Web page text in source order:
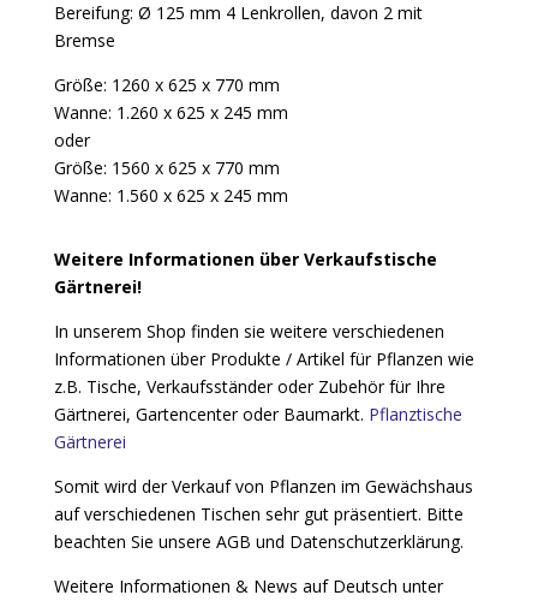
Bereifung: Ø 125 mm 4 Lenkrollen, davon 2 mit
Bremse
Größe: 1260 x 625 x 770 mm
Wanne: 1.260 x 625 x 245 mm
oder
Größe: 1560 x 625 x 770 mm
Wanne: 1.560 x 625 x 245 mm
Weitere Informationen über Verkaufstische
Gärtnerei!
In unserem Shop finden sie weitere verschiedenen
Informationen über Produkte / Artikel für Pflanzen wie
z.B. Tische, Verkaufsständer oder Zubehör für Ihre
Gärtnerei, Gartencenter oder Baumarkt. Pflanztische
Gärtnerei
Somit wird der Verkauf von Pflanzen im Gewächshaus
auf verschiedenen Tischen sehr gut präsentiert. Bitte
beachten Sie unsere AGB und Datenschutzerklärung.
Weitere Informationen & News auf Deutsch unter